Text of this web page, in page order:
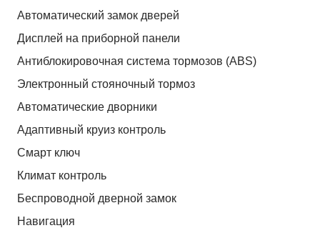
Автоматический замок дверей
Дисплей на приборной панели
Антиблокировочная система тормозов (ABS)
Электронный стояночный тормоз
Автоматические дворники
Адаптивный круиз контроль
Смарт ключ
Климат контроль
Беспроводной дверной замок
Навигация